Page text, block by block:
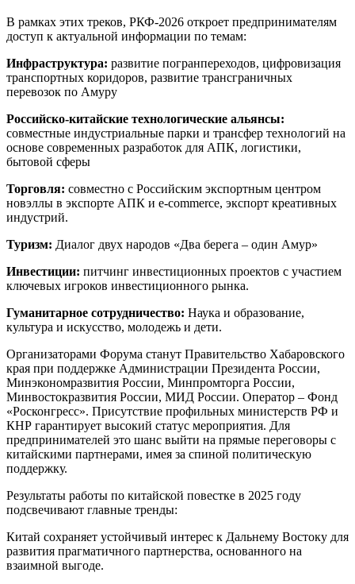
В рамках этих треков, РКФ-2026 откроет предпринимателям
доступ к актуальной информации по темам:
Инфраструктура: развитие погранпереходов, цифровизация
транспортных коридоров, развитие трансграничных
перевозок по Амуру
Российско-китайские технологические альянсы:
совместные индустриальные парки и трансфер технологий на
основе современных разработок для АПК, логистики,
бытовой сферы
Торговля: совместно с Российским экспортным центром
новэллы в экспорте АПК и e-commerce, экспорт креативных
индустрий.
Туризм: Диалог двух народов «Два берега – один Амур»
Инвестиции: питчинг инвестиционных проектов с участием
ключевых игроков инвестиционного рынка.
Гуманитарное сотрудничество: Наука и образование,
культура и искусство, молодежь и дети.
Организаторами Форума станут Правительство Хабаровского
края при поддержке Администрации Президента России,
Минэкономразвития России, Минпромторга России,
Минвостокразвития России, МИД России. Оператор – Фонд
«Росконгресс». Присутствие профильных министерств РФ и
КНР гарантирует высокий статус мероприятия. Для
предпринимателей это шанс выйти на прямые переговоры с
китайскими партнерами, имея за спиной политическую
поддержку.
Результаты работы по китайской повестке в 2025 году
подсвечивают главные тренды:
Китай сохраняет устойчивый интерес к Дальнему Востоку для
развития прагматичного партнерства, основанного на
взаимной выгоде.